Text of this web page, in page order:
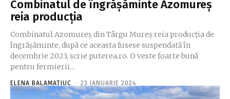
Combinatul de îngrășăminte Azomureş
reia producţia
Combinatul Azomureş din Târgu Mureș reia producţia de
îngrășăminte, după ce aceasta fusese suspendată în
decembrie 2023, scrie puterea.ro. O veste foarte bună
pentru fermierii...
ELENA BALAMATIUC - 23 IANUARIE 2024